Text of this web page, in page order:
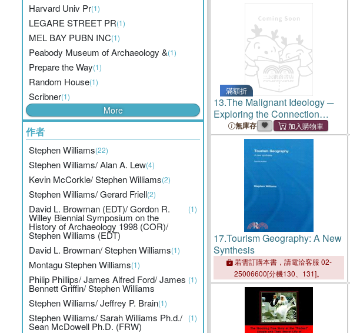
Harvard Univ Pr(1)
LEGARE STREET PR(1)
MEL BAY PUBN INC(1)
Peabody Museum of Archaeology &(1)
Prepare the Way(1)
Random House(1)
Scribner(1)
More
作者
Stephen Williams(22)
Stephen Williams/ Alan A. Lew(4)
Kevin McCorkle/ Stephen Williams(2)
Stephen Williams/ Gerard Friell(2)
David L. Browman (EDT)/ Gordon R.
Willey Biennial Symposium on the
History of Archaeology 1998 (COR)/
Stephen Williams (EDT)
(1)
David L. Browman/ Stephen Williams(1)
Montagu Stephen Williams(1)
Philip Phillips/ James Alfred Ford/ James
Bennett Griffin/ Stephen Williams
(1)
Stephen Williams/ Jeffrey P. Brain(1)
Stephen Williams/ Sarah Williams Ph.d./
Sean McDowell Ph.D. (FRW)
(1)
滿額折
13.The Malignant Ideology ─
Exploring the Connection
Between Black History and
Gang Violence
無庫存
17.Tourism Geography: A New
Synthesis
若需訂購本書，請電洽客服 02-
25006600[分機130、131]。